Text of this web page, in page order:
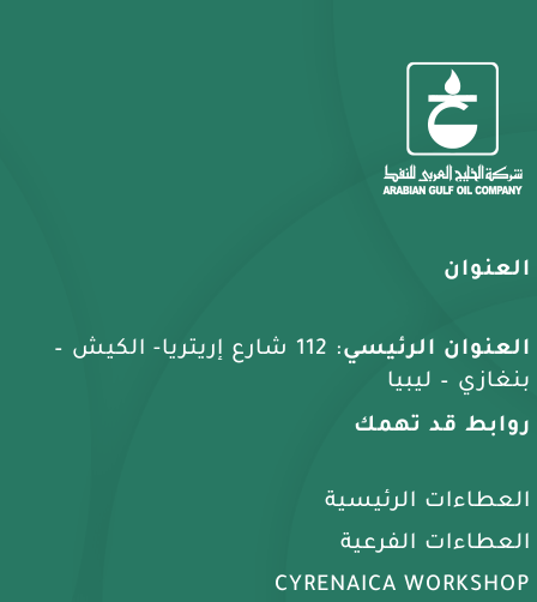
العنوان
العنوان الرئيسي
: 112 شارع إريتريا- الكيش –
بنغازي – ليبيا
روابط قد تهمك
العطاءات الرئيسية
العطاءات الفرعية
CYRENAICA WORKSHOP